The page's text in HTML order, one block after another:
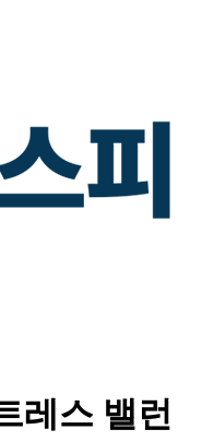
레스 밸런